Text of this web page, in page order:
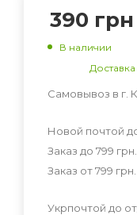
390 грн
В наличии
Доставка
Самовывоз в г.
Новой почтой
Заказ до 799
Заказ от 799
Укрпочтой до